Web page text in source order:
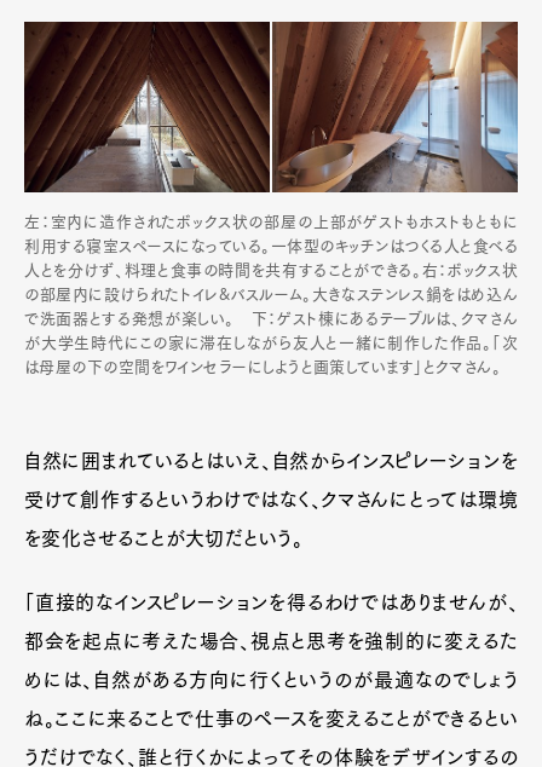
左：室内に造作されたボックス状の部屋の上部がゲストもホストもともに
利用する寝室スペースになっている。一体型のキッチンはつくる人と食べる
人とを分けず、料理と食事の時間を共有することができる。右：ボックス状
の部屋内に設けられたトイレ&バスルーム。大きなステンレス鍋をはめ込ん
で洗面器とする発想が楽しい。 下：ゲスト棟にあるテーブルは、クマさん
が大学生時代にこの家に滞在しながら友人と一緒に制作した作品。「次
は母屋の下の空間をワインセラーにしようと画策しています」とクマさん。
自然に囲まれているとはいえ、自然からインスピレーションを
受けて創作するというわけではなく、クマさんにとっては環境
を変化させることが大切だという。
「直接的なインスピレーションを得るわけではありませんが、
都会を起点に考えた場合、視点と思考を強制的に変えるた
めには、自然がある方向に行くというのが最適なのでしょう
ね。ここに来ることで仕事のペースを変えることができるとい
うだけでなく、誰と行くかによってその体験をデザインするの